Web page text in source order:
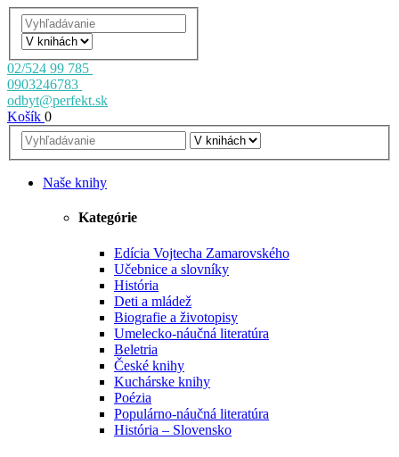
02/524 99 785
0903246783
odbyt@perfekt.sk
Košík 0
Naše knihy
Kategórie
Edícia Vojtecha Zamarovského
Učebnice a slovníky
História
Deti a mládež
Biografie a životopisy
Umelecko-náučná literatúra
Beletria
České knihy
Kuchárske knihy
Poézia
Populárno-náučná literatúra
História – Slovensko